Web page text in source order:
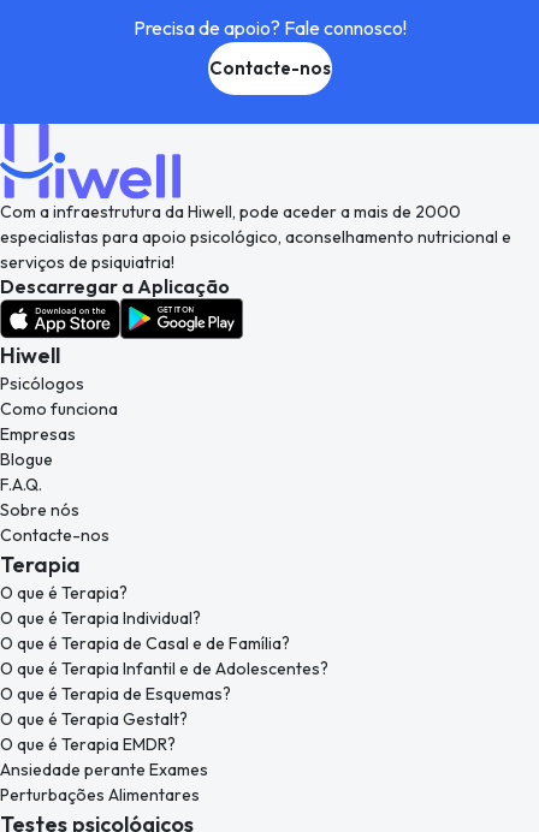
Precisa de apoio? Fale connosco!
Contacte-nos
Com a infraestrutura da Hiwell, pode aceder a mais de 2000
especialistas para apoio psicológico, aconselhamento nutricional e
serviços de psiquiatria!
Descarregar a Aplicação
Hiwell
Psicólogos
Como funciona
Empresas
Blogue
F.A.Q.
Sobre nós
Contacte-nos
Terapia
O que é Terapia?
O que é Terapia Individual?
O que é Terapia de Casal e de Família?
O que é Terapia Infantil e de Adolescentes?
O que é Terapia de Esquemas?
O que é Terapia Gestalt?
O que é Terapia EMDR?
Ansiedade perante Exames
Perturbações Alimentares
Testes psicológicos